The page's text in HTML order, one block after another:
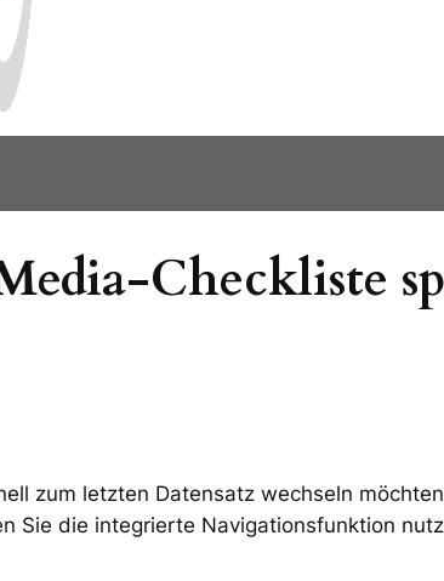
Checkliste
zum letzten Datensatz wechseln
Sie die integrierte Navigationsfunktion